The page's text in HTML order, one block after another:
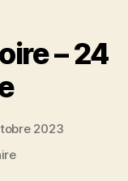
– 24
2023
sur